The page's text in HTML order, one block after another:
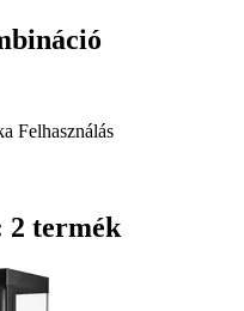
Felhasználás
2 termék